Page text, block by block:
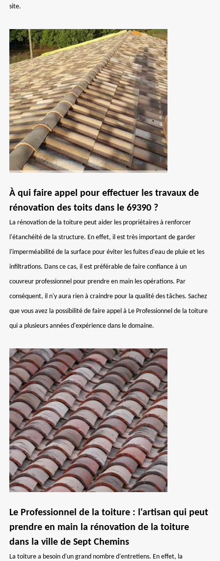
site.
À qui faire appel pour effectuer les travaux de
rénovation des toits dans le 69390 ?
La rénovation de la toiture peut aider les propriétaires à renforcer
l'étanchéité de la structure. En effet, il est très important de garder
l'imperméabilité de la surface pour éviter les fuites d'eau de pluie et les
infiltrations. Dans ce cas, il est préférable de faire confiance à un
couvreur professionnel pour prendre en main les opérations. Par
conséquent, il n'y aura rien à craindre pour la qualité des tâches. Sachez
que vous avez la possibilité de faire appel à Le Professionnel de la toiture
qui a plusieurs années d'expérience dans le domaine.
Le Professionnel de la toiture : l'artisan qui peut
prendre en main la rénovation de la toiture
dans la ville de Sept Chemins
La toiture a besoin d'un grand nombre d'entretiens. En effet, la